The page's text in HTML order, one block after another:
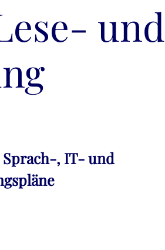
und
, IT- und